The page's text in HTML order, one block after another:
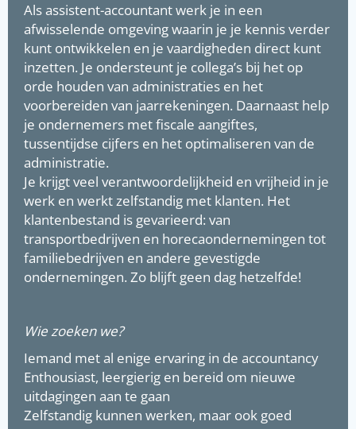
Als assistent-accountant werk je in een
afwisselende omgeving waarin je je kennis verder
kunt ontwikkelen en je vaardigheden direct kunt
inzetten. Je ondersteunt je collega’s bij het op
orde houden van administraties en het
voorbereiden van jaarrekeningen. Daarnaast help
je ondernemers met fiscale aangiftes,
tussentijdse cijfers en het optimaliseren van de
administratie.
Je krijgt veel verantwoordelijkheid en vrijheid in je
werk en werkt zelfstandig met klanten. Het
klantenbestand is gevarieerd: van
transportbedrijven en horecaondernemingen tot
familiebedrijven en andere gevestigde
ondernemingen. Zo blijft geen dag hetzelfde!
Wie zoeken we?
Iemand met al enige ervaring in de accountancy
Enthousiast, leergierig en bereid om nieuwe
uitdagingen aan te gaan
Zelfstandig kunnen werken, maar ook goed